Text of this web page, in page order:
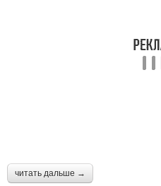
читать дальше →